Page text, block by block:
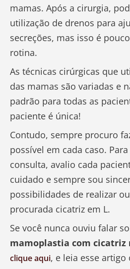
mamas. Após a cirurgia,
utilização de drenos para
secreções, mas isso é
rotina.
As técnicas cirúrgicas que
das mamas são variadas e
padrão para todas as
paciente é única!
Contudo, sempre procuro
possível em cada caso.
consulta, avalio cada
cuidado e sempre sou
possibilidades de realizar
procurada cicatriz em L.
Se você nunca ouviu falar
mamoplastia com cicatriz
clique aqui, e leia esse